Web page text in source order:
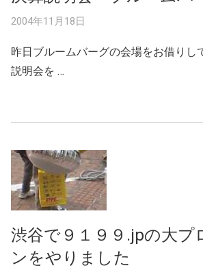
2004年11月18日
昨日ブルームバーグの会場をお借りし
説明会を …
渋谷で９１９９.jpの大プ
ンをやりました